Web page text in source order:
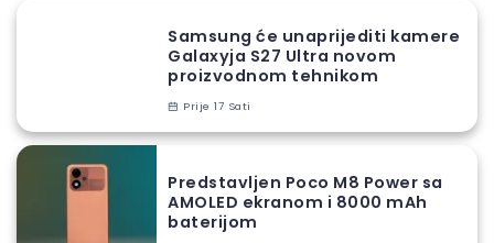
Samsung će unaprijediti kamere
Galaxyja S27 Ultra novom
proizvodnom tehnikom
Prije 17 Sati
Predstavljen Poco M8 Power sa
AMOLED ekranom i 8000 mAh
baterijom